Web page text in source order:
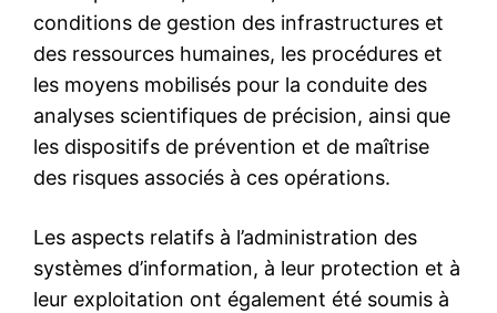
le1.ma
l'intelligence de
l'information